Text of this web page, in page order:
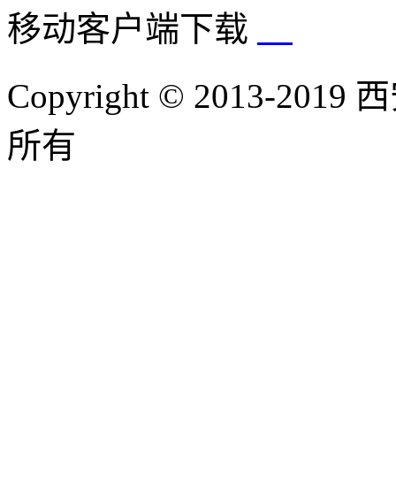
移动客户端下载
Copyright © 2013-2019
所有